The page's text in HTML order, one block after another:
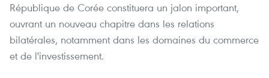
République de Corée constituera un jalon important,
ouvrant un nouveau chapitre dans les relations
bilatérales, notamment dans les domaines du commerce
et de l'investissement.